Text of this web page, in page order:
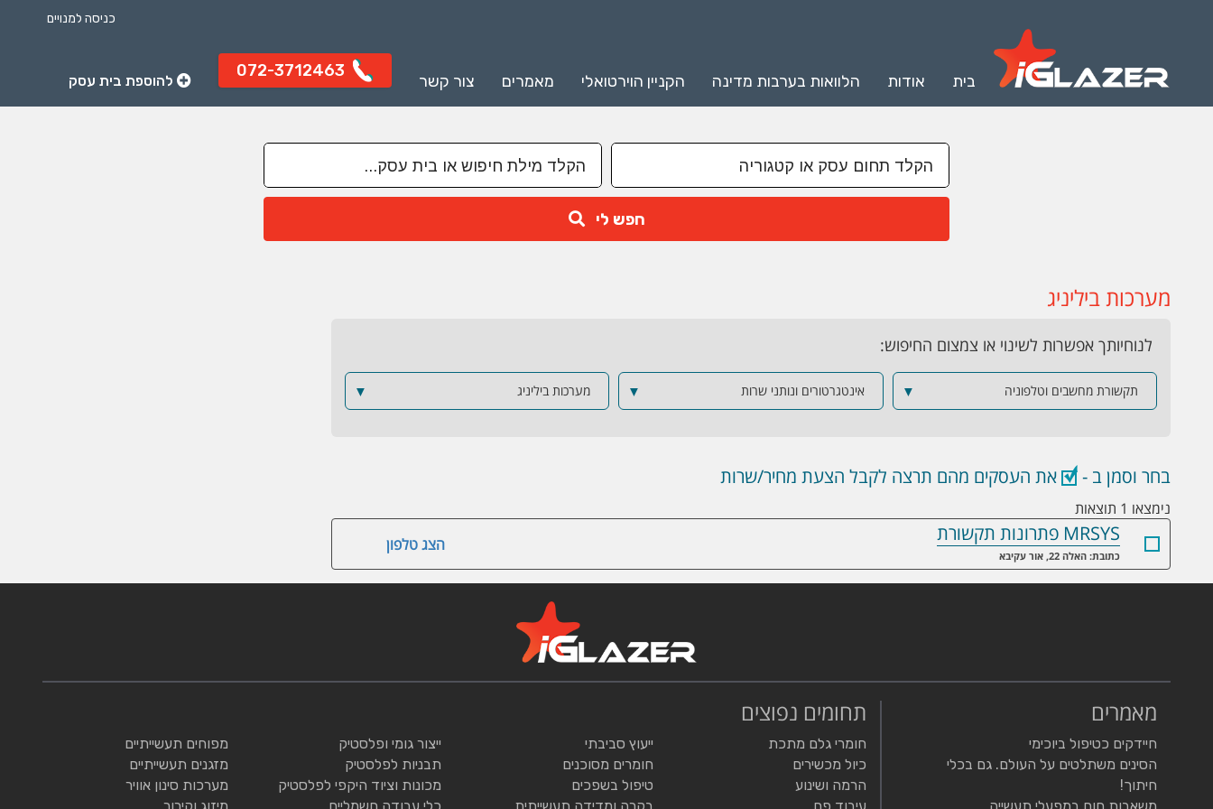
כניסה למנויים
בית אודות הלוואות בערבות מדינה הקניין הוירטואלי מאמרים צור קשר
072-3712463
להוספת בית עסק
חפש לי
מערכות ביליניג
לנוחיותך אפשרות לשינוי או צמצום החיפוש:
תקשורת מחשבים וטלפוניה ▼ אינטגרטורים ונותני שרות ▼ מערכות ביליניג ▼
בחר וסמן ב - את העסקים מהם תרצה לקבל הצעת מחיר/שרות
נימצאו 1 תוצאות
הצג טלפון
MRSYS פתרונות תקשורת
כתובת: האלה 22, אור עקיבא
מאמרים
חיידקים כטיפול ביוכימי
הסינים משתלטים על העולם. גם בכלי
חיתוך!
משאבות חום במפעלי תעשייה
תחומים נפוצים
חומרי גלם מתכת
כיול מכשירים
הרמה ושינוע
עיבוד פח
ייעוץ סביבתי
חומרים מסוכנים
טיפול בשפכים
בקרה ומדידה תעשייתית
ייצור גומי ופלסטיק
תבניות לפלסטיק
מכונות וציוד היקפי לפלסטיק
כלי עבודה חשמליים
מפוחים תעשייתיים
מזגנים תעשייתיים
מערכות סינון אוויר
מיזוג וקירור